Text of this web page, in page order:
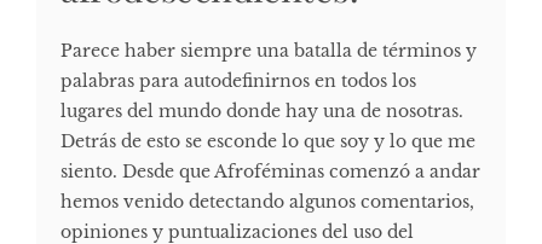
Parece haber siempre una batalla de términos y
palabras para autodefinirnos en todos los
lugares del mundo donde hay una de nosotras.
Detrás de esto se esconde lo que soy y lo que me
siento. Desde que Afroféminas comenzó a andar
hemos venido detectando algunos comentarios,
opiniones y puntualizaciones del uso del